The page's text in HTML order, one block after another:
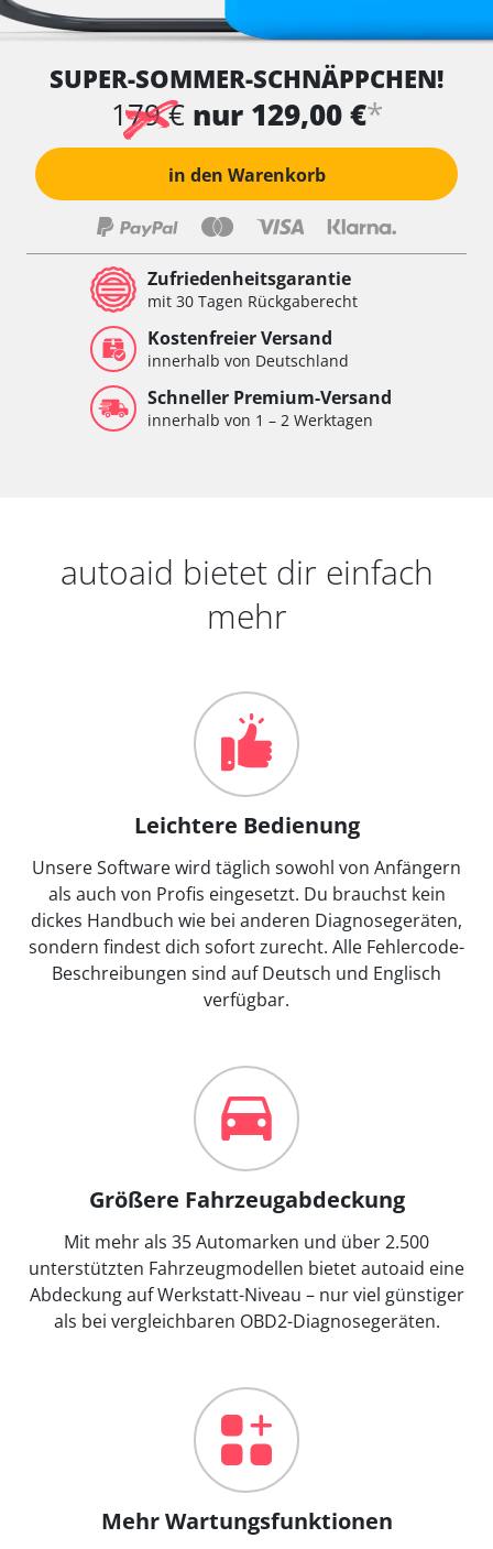
SUPER-SOMMER-SCHNÄPPCHEN!
179 € nur 129,00 €*
in den Warenkorb
Zufriedenheitsgarantie
mit 30 Tagen Rückgaberecht
Kostenfreier Versand
innerhalb von Deutschland
Schneller Premium-Versand
innerhalb von 1 – 2 Werktagen
autoaid bietet dir einfach
mehr
Leichtere Bedienung
Unsere Software wird täglich sowohl von Anfängern
als auch von Profis eingesetzt. Du brauchst kein
dickes Handbuch wie bei anderen Diagnosegeräten,
sondern findest dich sofort zurecht. Alle Fehlercode-
Beschreibungen sind auf Deutsch und Englisch
verfügbar.
Größere Fahrzeugabdeckung
Mit mehr als 35 Automarken und über 2.500
unterstützten Fahrzeugmodellen bietet autoaid eine
Abdeckung auf Werkstatt-Niveau – nur viel günstiger
als bei vergleichbaren OBD2-Diagnosegeräten.
Mehr Wartungsfunktionen